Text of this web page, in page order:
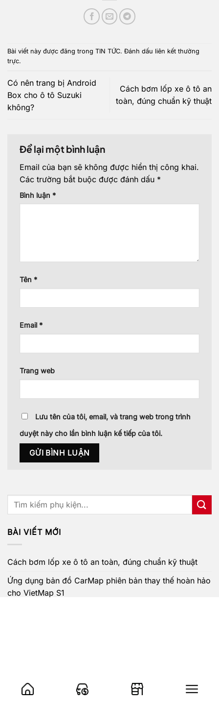
Bài viết này được đăng trong TIN TỨC. Đánh dấu liên kết thường
trực.
Có nên trang bị Android
Box cho ô tô Suzuki
không?
Cách bơm lốp xe ô tô an
toàn, đúng chuẩn kỹ thuật
Để lại một bình luận
Email của bạn sẽ không được hiển thị công khai.
Các trường bắt buộc được đánh dấu *
Bình luận *
Tên *
Email *
Trang web
Lưu tên của tôi, email, và trang web trong trình
duyệt này cho lần bình luận kế tiếp của tôi.
BÀI VIẾT MỚI
Cách bơm lốp xe ô tô an toàn, đúng chuẩn kỹ thuật
Ứng dụng bản đồ CarMap phiên bản thay thế hoàn hảo
cho VietMap S1